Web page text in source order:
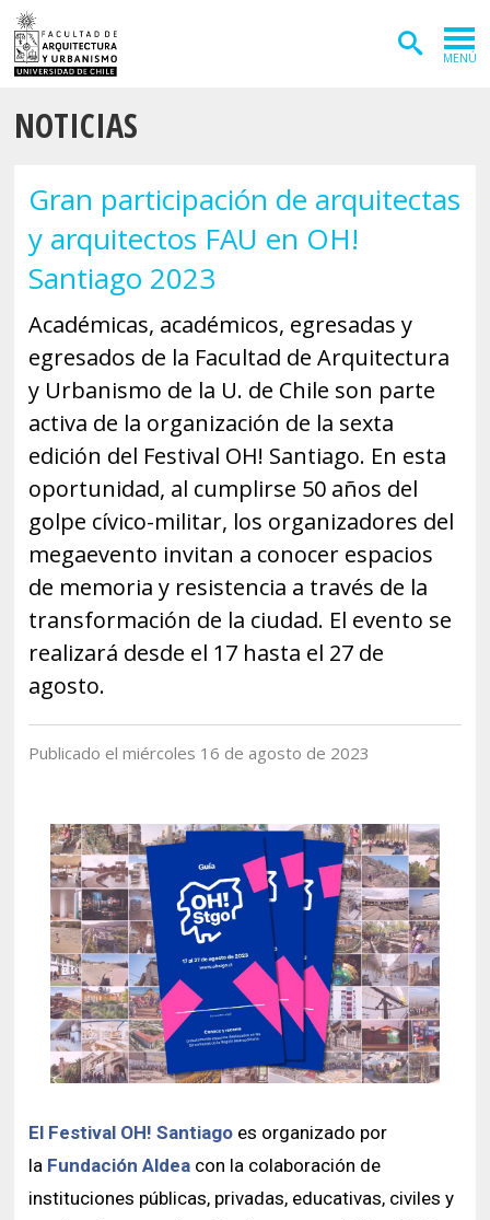
MENÚ
POSTGRADOS
DEPARTAMENTOS
Arquitectura
Diseño
Geografía
Urbanismo
INSTITUTOS
Vivienda
Historia y Patrimonio
FACULTAD
Estudiantes
Académicos
Funcionarios
Egresados
NOTICIAS
Gran participación de arquitectas
y arquitectos FAU en OH!
Santiago 2023
Académicas, académicos, egresadas y
egresados de la Facultad de Arquitectura
y Urbanismo de la U. de Chile son parte
activa de la organización de la sexta
edición del Festival OH! Santiago. En esta
oportunidad, al cumplirse 50 años del
golpe cívico-militar, los organizadores del
megaevento invitan a conocer espacios
de memoria y resistencia a través de la
transformación de la ciudad. El evento se
realizará desde el 17 hasta el 27 de
agosto.
Publicado el miércoles 16 de agosto de 2023
El Festival OH! Santiago es organizado por
la Fundación Aldea con la colaboración de
instituciones públicas, privadas, educativas, civiles y